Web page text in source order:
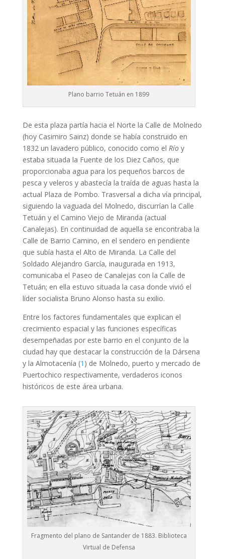
Plano barrio Tetuán en 1899
De esta plaza partía hacia el Norte la Calle de Molnedo
(hoy Casimiro Sainz) donde se había construido en
1832 un lavadero público, conocido como el Ríoy
estaba situada la Fuente de los Diez Caños, que
proporcionaba agua para los pequeños barcos de
pesca y veleros y abastecía la traída de aguas hasta la
actual Plaza de Pombo. Trasversal a dicha vía principal,
siguiendo la vaguada del Molnedo, discurrían la Calle
Tetuán y el Camino Viejo de Miranda (actual
Canalejas). En continuidad de aquella se encontraba la
Calle de Barrio Camino, en el sendero en pendiente
que subía hasta el Alto de Miranda. La Calle del
Soldado Alejandro García, inaugurada en 1913,
comunicaba el Paseo de Canalejas con la Calle de
Tetuán; en ella estuvo situada la casa donde vivió el
líder socialista Bruno Alonso hasta su exilio.
Entre los factores fundamentales que explican el
crecimiento espacial y las funciones específicas
desempeñadas por este barrio en el conjunto de la
ciudad hay que destacar la construcción de la Dársena
y la Almotacenía (1 ) de Molnedo, puerto y mercado de
Puertochico respectivamente, verdaderos iconos
históricos de este área urbana.
Fragmento del plano de Santander de 1883. Biblioteca
Virtual de Defensa